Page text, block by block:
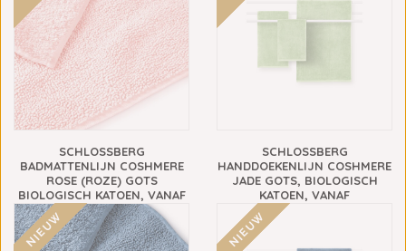
SCHLOSSBERG
BADMATTENLIJN COSHMERE
ROSE (ROZE) GOTS
BIOLOGISCH KATOEN, VANAF
€69,90
SCHLOSSBERG
HANDDOEKENLIJN COSHMERE
JADE GOTS, BIOLOGISCH
KATOEN, VANAF
€13,90
NIEUW NIEUW